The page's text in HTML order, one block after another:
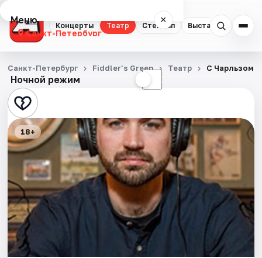
Концерты Театр Стендап Выставки
Меню ×
Санкт-Петербург
Концерты
Театр
Стендап
Выставки
Квесты
Экскурсии
Спорт
События
Ночной режим ☾
Санкт-Петербург Fiddler’s Green Театр С Чарльзом
18+